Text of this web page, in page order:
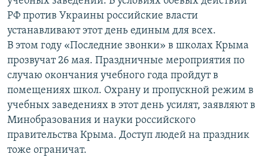
РФ против Украины российские власти
устанавливают этот день единым для всех.
В этом году «Последние звонки» в школах Крыма
прозвучат 26 мая. Праздничные мероприятия по
случаю окончания учебного года пройдут в
помещениях школ. Охрану и пропускной режим в
учебных заведениях в этот день усилят, заявляют в
Минобразования и науки российского
правительства Крыма. Доступ людей на праздник
тоже ограничат.